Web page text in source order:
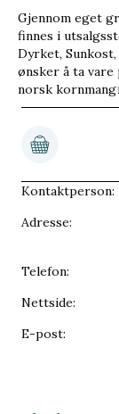
Kontaktperson:
Adresse:
Telefon:
Nettside:
E-post:
Gjennom eget
finnes i
Dyrket,
ønsker å ta
norsk